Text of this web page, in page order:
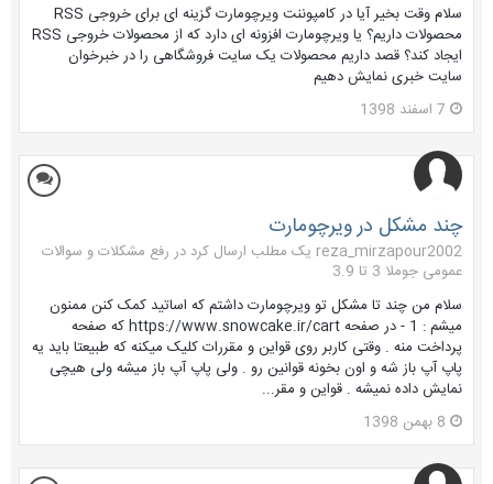
سلام وقت بخیر آیا در کامپوننت ویرچومارت گزینه ای برای خروجی RSS
محصولات داریم؟ یا ویرچومارت افزونه ای دارد که از محصولات خروجی RSS
ایجاد کند؟ قصد داریم محصولات یک سایت فروشگاهی را در خبرخوان
سایت خبری نمایش دهیم
7 اسفند 1398
چند مشکل در ویرچومارت
reza_mirzapour2002 یک مطلب ارسال کرد در
رفع مشکلات و سوالات
عمومی جوملا 3 تا 3.9
سلام من چند تا مشکل تو ویرچومارت داشتم که اساتید کمک کنن ممنون
میشم : 1 - در صفحه https://www.snowcake.ir/cart که صفحه
پرداخت منه . وقتی کاربر روی قواین و مقررات کلیک میکنه که طبیعتا باید یه
پاپ آپ باز شه و اون بخونه قوانین رو . ولی پاپ آپ باز میشه ولی هیچی
نمایش داده نمیشه . قواین و مقر...
8 بهمن 1398